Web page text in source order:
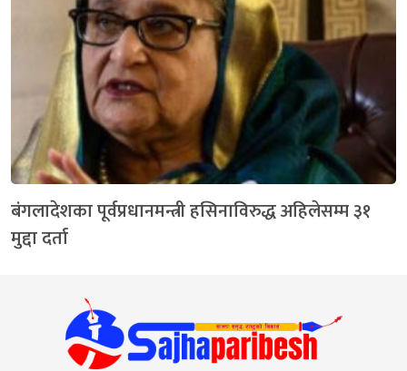
बंगलादेशका पूर्वप्रधानमन्त्री हसिनाविरुद्ध अहिलेसम्म ३१
मुद्दा दर्ता